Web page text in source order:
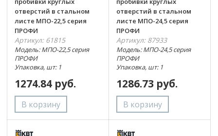
отверстий в стальном
листе МПО-22,5 серия
ПРОФИ
Артикул: 61815
Модель: МПО-22,5 серия
ПРОФИ
Упаковка, шт: 1
1274.84 руб.
отверстий в стальном
листе МПО-24,5 серия
ПРОФИ
Артикул: 87933
Модель: МПО-24,5 серия
ПРОФИ
Упаковка, шт: 1
1286.73 руб.